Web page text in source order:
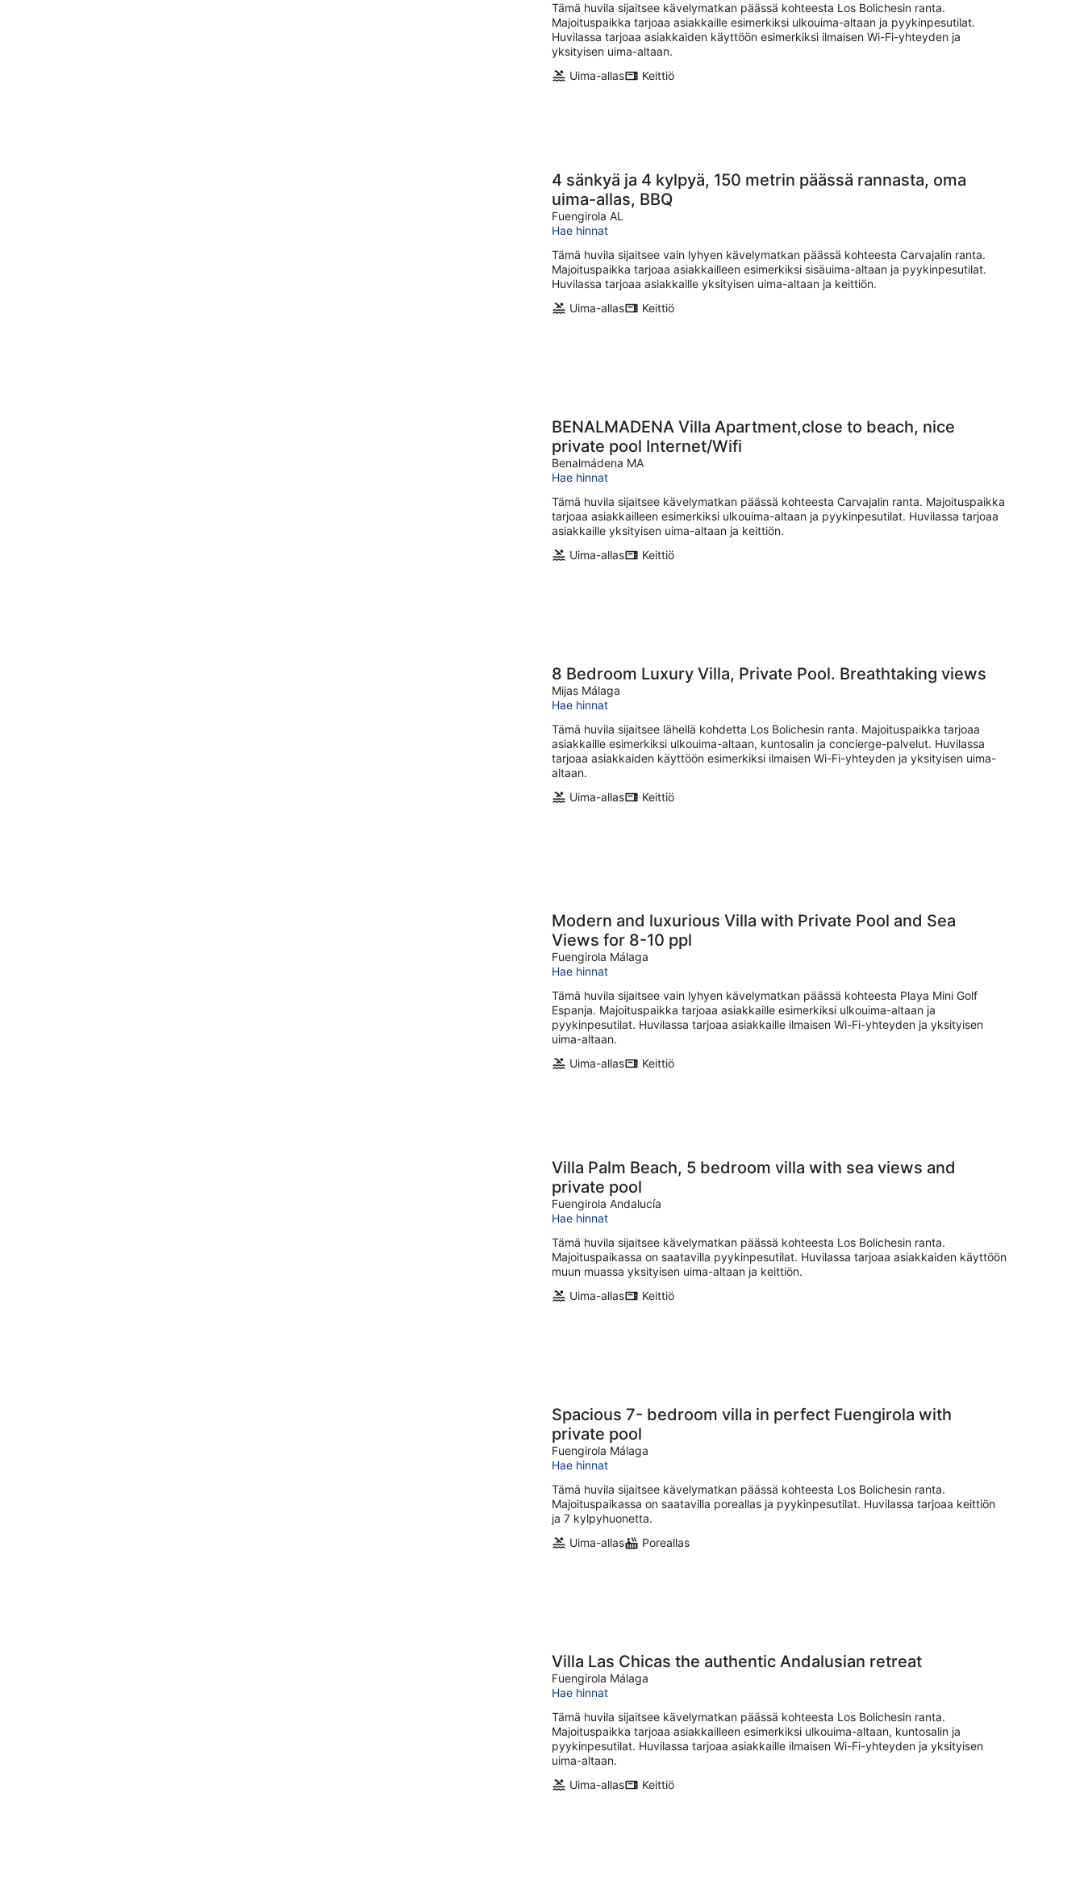
Tämä huvila sijaitsee kävelymatkan päässä kohteesta Los Bolichesin ranta.
Majoituspaikka tarjoaa asiakkaille esimerkiksi ulkouima-altaan ja pyykinpesutilat.
Huvilassa tarjoaa asiakkaiden käyttöön esimerkiksi ilmaisen Wi-Fi-yhteyden ja
yksityisen uima-altaan.
Uima-allas
Keittiö
4 sänkyä ja 4 kylpyä, 150 metrin päässä rannasta, oma
uima-allas, BBQ
Fuengirola AL
Hae hinnat
Tämä huvila sijaitsee vain lyhyen kävelymatkan päässä kohteesta Carvajalin ranta.
Majoituspaikka tarjoaa asiakkailleen esimerkiksi sisäuima-altaan ja pyykinpesutilat.
Huvilassa tarjoaa asiakkaille yksityisen uima-altaan ja keittiön.
Uima-allas
Keittiö
BENALMADENA Villa Apartment,close to beach, nice
private pool Internet/Wifi
Benalmádena MA
Hae hinnat
Tämä huvila sijaitsee kävelymatkan päässä kohteesta Carvajalin ranta. Majoituspaikka
tarjoaa asiakkailleen esimerkiksi ulkouima-altaan ja pyykinpesutilat. Huvilassa tarjoaa
asiakkaille yksityisen uima-altaan ja keittiön.
Uima-allas
Keittiö
8 Bedroom Luxury Villa, Private Pool. Breathtaking views
Mijas Málaga
Hae hinnat
Tämä huvila sijaitsee lähellä kohdetta Los Bolichesin ranta. Majoituspaikka tarjoaa
asiakkaille esimerkiksi ulkouima-altaan, kuntosalin ja concierge-palvelut. Huvilassa
tarjoaa asiakkaiden käyttöön esimerkiksi ilmaisen Wi-Fi-yhteyden ja yksityisen uima-
altaan.
Uima-allas
Keittiö
Modern and luxurious Villa with Private Pool and Sea
Views for 8-10 ppl
Fuengirola Málaga
Hae hinnat
Tämä huvila sijaitsee vain lyhyen kävelymatkan päässä kohteesta Playa Mini Golf
Espanja. Majoituspaikka tarjoaa asiakkaille esimerkiksi ulkouima-altaan ja
pyykinpesutilat. Huvilassa tarjoaa asiakkaille ilmaisen Wi-Fi-yhteyden ja yksityisen
uima-altaan.
Uima-allas
Keittiö
Villa Palm Beach, 5 bedroom villa with sea views and
private pool
Fuengirola Andalucía
Hae hinnat
Tämä huvila sijaitsee kävelymatkan päässä kohteesta Los Bolichesin ranta.
Majoituspaikassa on saatavilla pyykinpesutilat. Huvilassa tarjoaa asiakkaiden käyttöön
muun muassa yksityisen uima-altaan ja keittiön.
Uima-allas
Keittiö
Spacious 7- bedroom villa in perfect Fuengirola with
private pool
Fuengirola Málaga
Hae hinnat
Tämä huvila sijaitsee kävelymatkan päässä kohteesta Los Bolichesin ranta.
Majoituspaikassa on saatavilla poreallas ja pyykinpesutilat. Huvilassa tarjoaa keittiön
ja 7 kylpyhuonetta.
Uima-allas
Poreallas
Villa Las Chicas the authentic Andalusian retreat
Fuengirola Málaga
Hae hinnat
Tämä huvila sijaitsee kävelymatkan päässä kohteesta Los Bolichesin ranta.
Majoituspaikka tarjoaa asiakkailleen esimerkiksi ulkouima-altaan, kuntosalin ja
pyykinpesutilat. Huvilassa tarjoaa asiakkaille ilmaisen Wi-Fi-yhteyden ja yksityisen
uima-altaan.
Uima-allas
Keittiö